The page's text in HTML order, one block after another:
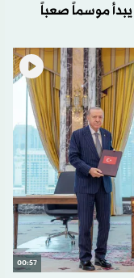
موسماً صعباً
00:57